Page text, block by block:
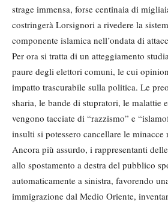
strage immensa, forse centinaia di
costringerà Lorsignori a rivedere la
componente islamica nell’ondata di
Per ora si tratta di un atteggiamento
paure degli elettori comuni, le cui
impatto trascurabile sulla politica. Le
sharia, le bande di stupratori, le malattie
vengono tacciate di “razzismo” e
insulti si potessero cancellare le minacce
Ancora più assurdo, i rappresentanti
allo spostamento a destra del pubblico
automaticamente a sinistra, favorendo
immigrazione dal Medio Oriente,